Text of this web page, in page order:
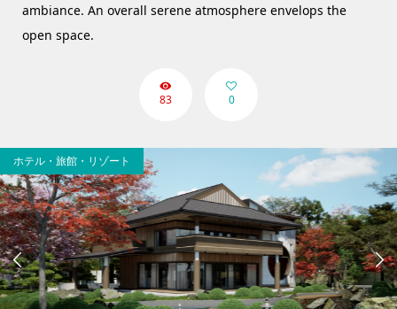
ambiance. An overall serene atmosphere envelops the
open space.
83 0

ホテル・旅館・リゾート
